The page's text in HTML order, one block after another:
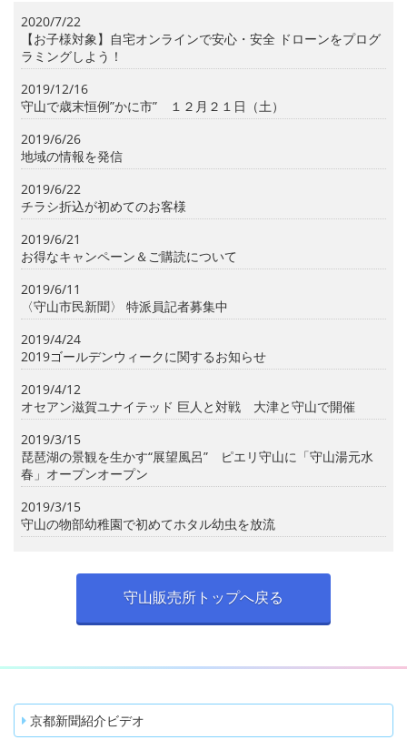
2020/7/22
【お子様対象】自宅オンラインで安心・安全 ドローンをプログ
ラミングしよう！
2019/12/16
守山で歳末恒例”かに市” １２月２１日（土）
2019/6/26
地域の情報を発信
2019/6/22
チラシ折込が初めてのお客様
2019/6/21
お得なキャンペーン＆ご購読について
2019/6/11
〈守山市民新聞〉 特派員記者募集中
2019/4/24
2019ゴールデンウィークに関するお知らせ
2019/4/12
オセアン滋賀ユナイテッド 巨人と対戦 大津と守山で開催
2019/3/15
琵琶湖の景観を生かす“展望風呂” ピエリ守山に「守山湯元水
春」オープンオープン
2019/3/15
守山の物部幼稚園で初めてホタル幼虫を放流
守山販売所トップへ戻る
京都新聞紹介ビデオ